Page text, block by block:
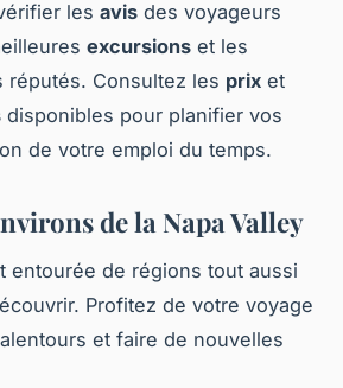
les avis des voyageurs
excursions et les
réputés. Consultez les prix et
disponibles pour planifier vos
de votre emploi du temps.
de la Napa Valley
entourée de régions tout aussi
Profitez de votre voyage
et faire de nouvelles